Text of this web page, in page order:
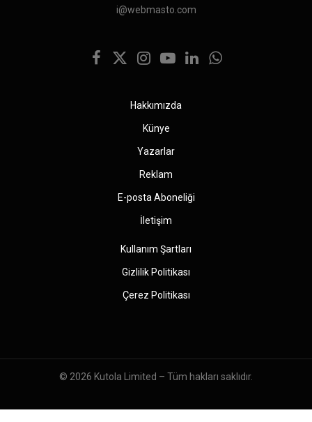
i@webmasto.com
Facebook
X
Instagram
YouTubeLinkedInWhatsApp
Hakkımızda
Künye
Yazarlar
Reklam
E-posta Aboneliği
İletişim
Kullanım Şartları
Gizlilik Politikası
Çerez Politikası
© 2026 Kutola Limited – Tüm hakları saklıdır.